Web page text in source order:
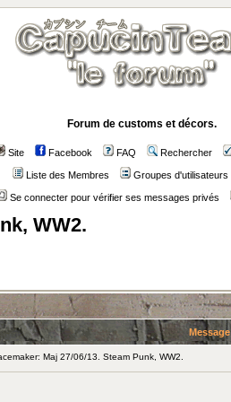
Forum de customs et décors.
Site Facebook FAQ Rechercher
Liste des Membres Groupes d'utilisateurs
Se connecter pour vérifier ses messages privés
WW2.
Message
Maj 27/06/13. Steam Punk, WW2.